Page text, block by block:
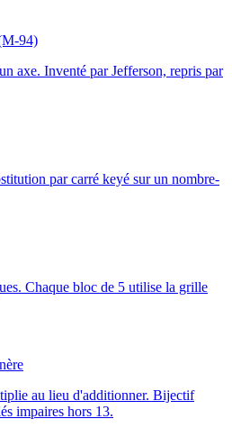
94)
axe. Inventé par Jefferson, repris par
par carré keyé sur un nombre-
Chaque bloc de 5 utilise la grille
au lieu d'additionner. Bijectif
impaires hors 13.